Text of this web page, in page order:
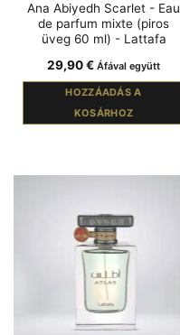
Ana Abiyedh Scarlet - Eau
de parfum mixte (piros
üveg 60 ml) - Lattafa
29,90€ Áfával együtt
HOZZÁADÁS A
KOSÁRHOZ